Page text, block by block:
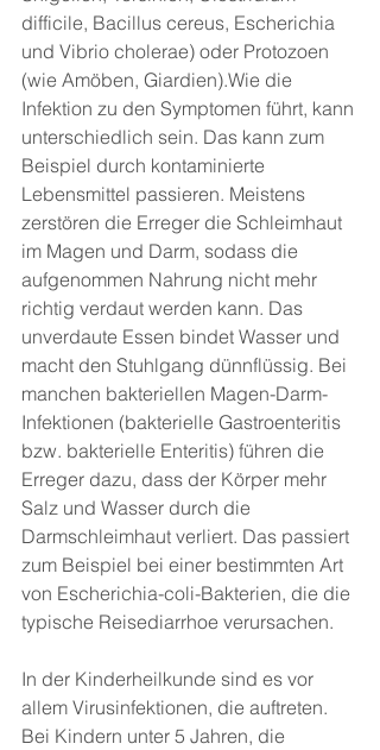
difficile, Bacillus cereus, Escherichia
und Vibrio cholerae) oder Protozoen
(wie Amöben, Giardien).Wie die
Infektion zu den Symptomen führt, kann
unterschiedlich sein. Das kann zum
Beispiel durch kontaminierte
Lebensmittel passieren. Meistens
zerstören die Erreger die Schleimhaut
im Magen und Darm, sodass die
aufgenommen Nahrung nicht mehr
richtig verdaut werden kann. Das
unverdaute Essen bindet Wasser und
macht den Stuhlgang dünnflüssig. Bei
manchen bakteriellen Magen-Darm-
Infektionen (bakterielle Gastroenteritis
bzw. bakterielle Enteritis) führen die
Erreger dazu, dass der Körper mehr
Salz und Wasser durch die
Darmschleimhaut verliert. Das passiert
zum Beispiel bei einer bestimmten Art
von Escherichia-coli-Bakterien, die die
typische Reisediarrhoe verursachen.
In der Kinderheilkunde sind es vor
allem Virusinfektionen, die auftreten.
Bei Kindern unter 5 Jahren, die